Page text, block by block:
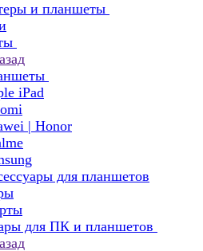
и планшеты
iPad
| Honor
для планшетов
для ПК и планшетов